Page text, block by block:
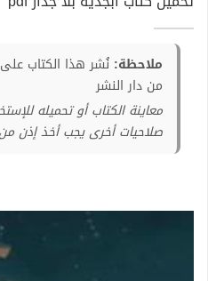
ملاحظة: نُشر هذا الكتاب
من دار النشر
معاينة الكتاب أو تحميله
صلاحيات أخرى يجب أخذ إذن